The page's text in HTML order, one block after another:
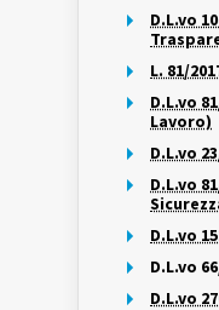
D.L.vo
L. 81/
D.L.vo
Lavoro)
D.L.vo
D.L.vo
D.L.vo
D.L.vo
D.L.vo